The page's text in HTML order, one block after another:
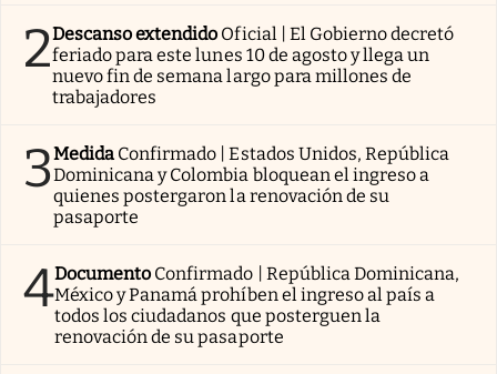
2Descanso extendido Oficial | El Gobierno decretó
feriado para este lunes 10 de agosto y llega un
nuevo fin de semana largo para millones de
trabajadores
3Medida Confirmado | Estados Unidos, República
Dominicana y Colombia bloquean el ingreso a
quienes postergaron la renovación de su
pasaporte
4Documento Confirmado | República Dominicana,
México y Panamá prohíben el ingreso al país a
todos los ciudadanos que posterguen la
renovación de su pasaporte